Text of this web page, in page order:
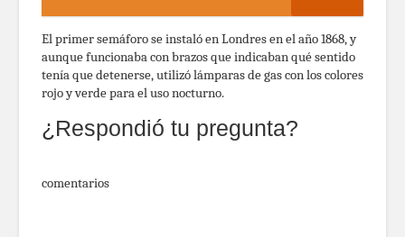
El primer semáforo se instaló en Londres en el año 1868, y
aunque funcionaba con brazos que indicaban qué sentido
tenía que detenerse, utilizó lámparas de gas con los colores
rojo y verde para el uso nocturno.
¿Respondió tu pregunta?
comentarios